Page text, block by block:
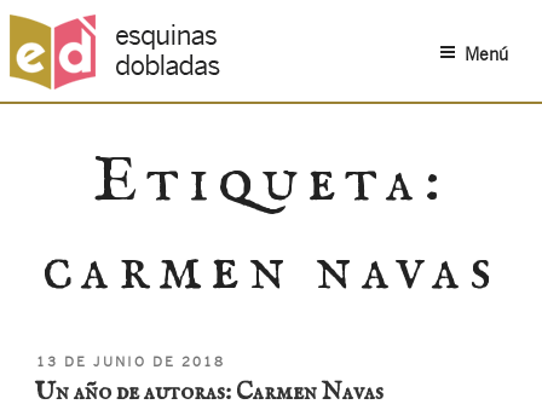
Menú
Etiqueta:
carmen navas
PUBLICADO
EL
13 DE JUNIO DE 2018
Un año de autoras: Carmen Navas